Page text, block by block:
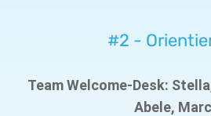
#2 -
Team Welcome-Desk:
Abele,